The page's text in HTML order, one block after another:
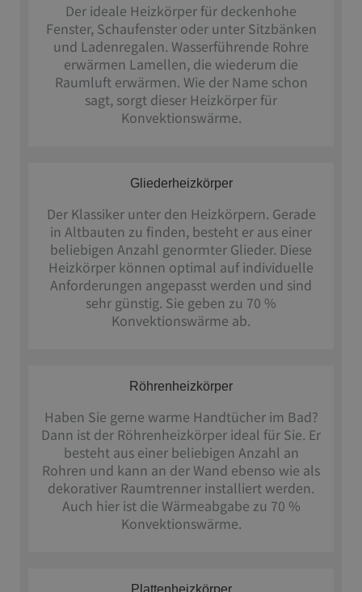
Der ideale Heizkörper für deckenhohe
Fenster, Schaufenster oder unter Sitzbänken
und Ladenregalen. Wasserführende Rohre
erwärmen Lamellen, die wiederum die
Raumluft erwärmen. Wie der Name schon
sagt, sorgt dieser Heizkörper für
Konvektionswärme.
Gliederheizkörper
Der Klassiker unter den Heizkörpern. Gerade
in Altbauten zu finden, besteht er aus einer
beliebigen Anzahl genormter Glieder. Diese
Heizkörper können optimal auf individuelle
Anforderungen angepasst werden und sind
sehr günstig. Sie geben zu 70 %
Konvektionswärme ab.
Röhrenheizkörper
Haben Sie gerne warme Handtücher im Bad?
Dann ist der Röhrenheizkörper ideal für Sie. Er
besteht aus einer beliebigen Anzahl an
Rohren und kann an der Wand ebenso wie als
dekorativer Raumtrenner installiert werden.
Auch hier ist die Wärmeabgabe zu 70 %
Konvektionswärme.